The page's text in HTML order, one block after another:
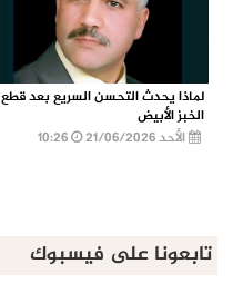
لماذا يحدث التحسن السريع بعد قطع
الخبز الأبيض
الأحد 21/06/2026
تابعونا على فيسبوك